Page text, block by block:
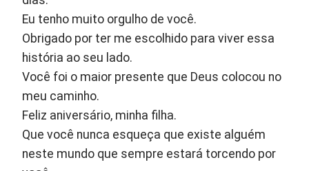
Eu tenho muito orgulho de você.
Obrigado por ter me escolhido para viver essa
história ao seu lado.
Você foi o maior presente que Deus colocou no
meu caminho.
Feliz aniversário, minha filha.
Que você nunca esqueça que existe alguém
neste mundo que sempre estará torcendo por